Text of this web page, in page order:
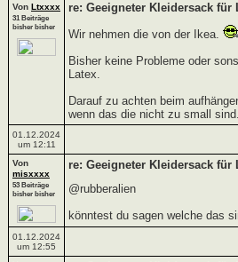
Von Ltxxxx
31 Beiträge
bisher bisher
re: Geeigneter Kleidersack für
Wir nehmen die von der Ikea.
Bisher keine Probleme oder
Latex.
Darauf zu achten beim
wenn das die nicht zu small sind.
01.12.2024
um 12:11
Von
misxxxx
53 Beiträge
bisher bisher
re: Geeigneter Kleidersack für
@rubberalien
könntest du sagen welche das
01.12.2024
um 12:55